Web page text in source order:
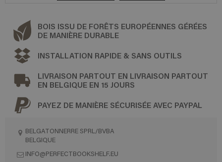
BOIS ISSU DE FORÊTS EUROPÉENNES GÉRÉES
DE MANIÈRE DURABLE
INSTALLATION RAPIDE & SANS OUTILS
LIVRAISON PARTOUT EN LIVRAISON PARTOUT
EN BELGIQUE EN 15 JOURS
PAYEZ DE MANIÈRE SÉCURISÉE AVEC PAYPAL
BELGATONNERRE SPRL/BVBA
BELGIQUE
INFO@PERFECTBOOKSHELF.EU